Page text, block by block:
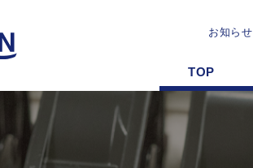
お知らせ
TOP